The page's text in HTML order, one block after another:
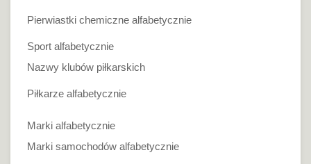
Pierwiastki chemiczne alfabetycznie
Sport alfabetycznie
Nazwy klubów piłkarskich
Piłkarze alfabetycznie
Marki alfabetycznie
Marki samochodów alfabetycznie